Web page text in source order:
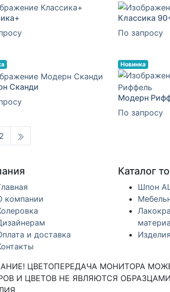
Классика
По запросу
Сканди
Новинка
Модерн
По запросу
2
компании
и доставка
Каталог
Шпон
ЦВЕТОПЕРЕДАЧА МОНИТОРА
И ЦВЕТОВ НЕ ЯВЛЯЮТСЯ